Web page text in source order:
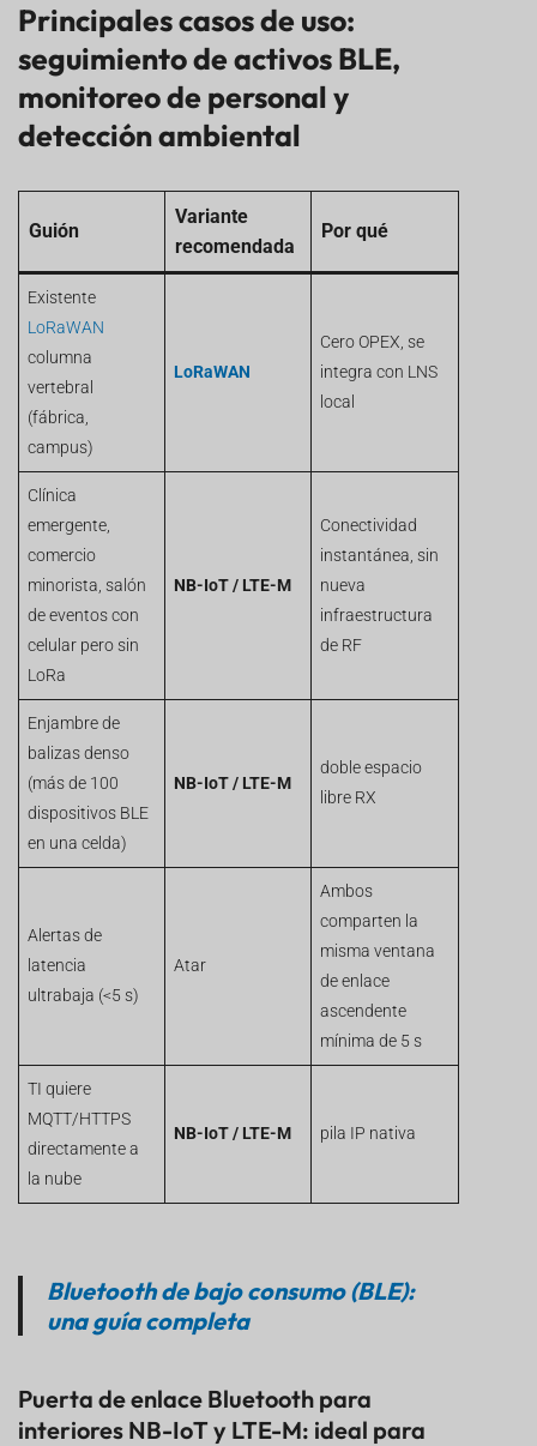
Principales casos de uso:
seguimiento de activos BLE,
monitoreo de personal y
detección ambiental
Guión
Variante
recomendada
Por qué
Existente
LoRaWAN
columna
vertebral
(fábrica,
campus)
LoRaWAN
Cero OPEX, se
integra con LNS
local
Clínica
emergente,
comercio
minorista, salón
de eventos con
celular pero sin
LoRa
NB-IoT / LTE-M
Conectividad
instantánea, sin
nueva
infraestructura
de RF
Enjambre de
balizas denso
(más de 100
dispositivos BLE
en una celda)
NB-IoT / LTE-M
doble espacio
libre RX
Alertas de
latencia
ultrabaja (<5 s)
Atar
Ambos
comparten la
misma ventana
de enlace
ascendente
mínima de 5 s
TI quiere
MQTT/HTTPS
directamente a
la nube
NB-IoT / LTE-M pila IP nativa
Bluetooth de bajo consumo (BLE):
una guía completa
Puerta de enlace Bluetooth para
interiores NB-IoT y LTE-M: ideal para